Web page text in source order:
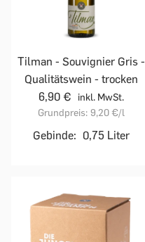
Tilman - Souvignier Gris -
Qualitätswein - trocken
6,90 €
inkl. MwSt.
Grundpreis: 9,20 €/l
Gebinde: 0,75 Liter